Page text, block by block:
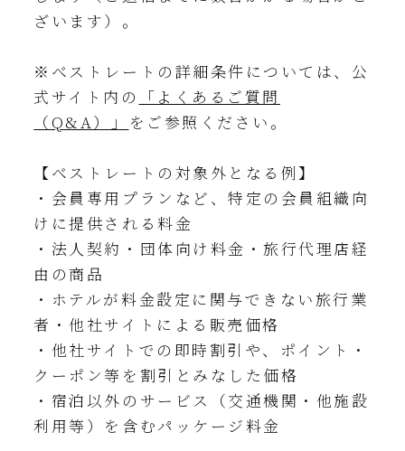
ざいます）。
※ベストレートの詳細条件については、公
式サイト内の
「よくあるご質問
（Q&A）」
をご参照ください。
【ベストレートの対象外となる例】
・会員専用プランなど、特定の会員組織向
けに提供される料金
・法人契約・団体向け料金・旅行代理店経
由の商品
・ホテルが料金設定に関与できない旅行業
者・他社サイトによる販売価格
・他社サイトでの即時割引や、ポイント・
クーポン等を割引とみなした価格
・宿泊以外のサービス（交通機関・他施設
利用等）を含むパッケージ料金